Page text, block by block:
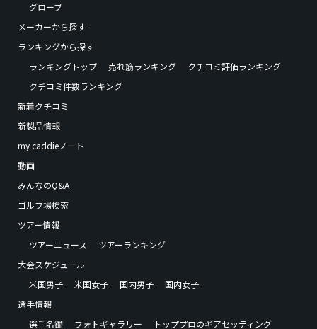
グローブ
メーカーから探す
ランキングから探す
ランキングトップ
売れ筋ランキング
クチコミ評価ランキング
クチコミ件数ランキング
新着クチコミ
新製品情報
my caddieノート
動画
みんなのQ&A
ゴルフ場検索
ツアー情報
ツアーニュース
ツアーランキング
大会スケジュール
米国男子
米国女子 国内男子
国内女子
選手情報
選手名鑑
フォトギャラリー トッププロのギアセッティング